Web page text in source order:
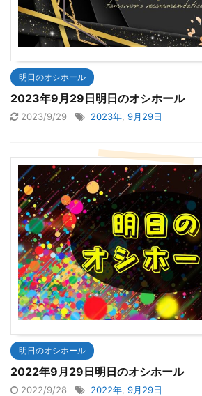
明日のオシホール
2023年9月29日明日のオシホール
2023/9/29 2023年, 9月29日
明日のオシホール
2022年9月29日明日のオシホール
2022/9/28 2022年 9月29日